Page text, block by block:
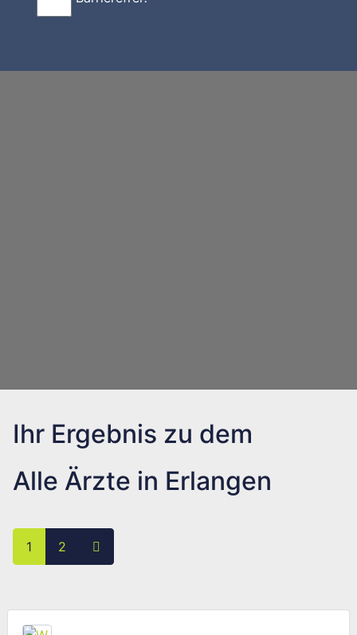
Ihr Ergebnis zu dem
Alle Ärzte in Erlangen
Posts navigation
1 2 Ältere Beiträge